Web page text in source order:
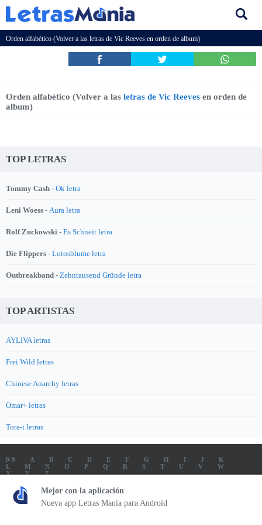
Orden alfabético (Volver a las letras de Vic Reeves en orden de album)
Orden alfabético (Volver a las letras de Vic Reeves en orden de
album)
TOP LETRAS
Tommy Cash - Ok letra
Leni Woess - Aura letra
Rolf Zuckowski - Es Schneit letra
Die Flippers - Lotosblume letra
Outbreakband - Zehntausend Gründe letra
TOP ARTISTAS
AYLIVA letras
Frei.Wild letras
Chinese Anarchy letras
Omar+ letras
Tora-i letras
0-9 A B C D E F G H I J
K
L
M N O P Q R S T U V
W
X
Y
Z
LETRAS
SOUNDTRACK LETRAS
TOP 100 LETRAS
ENVIA LETRAS
Letrasmania.com - Copyright © 2026 - All Rights Reserved
Mejor con la aplicación
Nueva app Letras Mania para Android